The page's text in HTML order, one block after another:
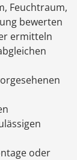
Feuchtraum,
bewerten
ermitteln
oder